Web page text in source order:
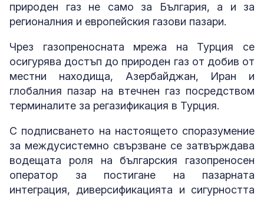
природен газ не само за България, а и за
регионалния и европейския газови пазари.
Чрез газопреносната мрежа на Турция се
осигурява достъп до природен газ от добив от
местни находища, Азербайджан, Иран и
глобалния пазар на втечнен газ посредством
терминалите за регазификация в Турция.
С подписването на настоящето споразумение
за междусистемно свързване се затвърждава
водещата роля на българския газопреносен
оператор за постигане на пазарната
интеграция, диверсификацията и сигурността